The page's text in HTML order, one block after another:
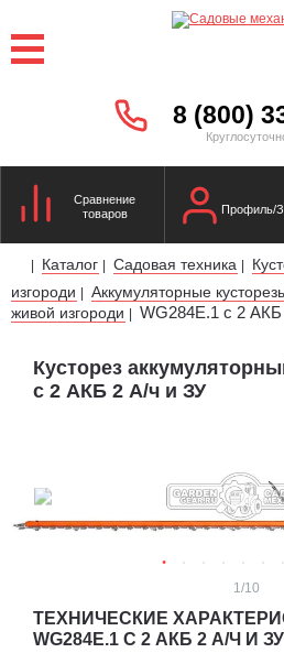
8 (800)
Сравнение
товаров
Профиль/
| Каталог | Садовая техника |
изгороди | Аккумуляторные
живой изгороди | WG284E.1 с 2
Кусторез
с 2 АКБ 2 А/ч и ЗУ
1 /10
ТЕХНИЧЕСКИЕ
WG284E.1 С 2 АКБ 2 А/Ч И ЗУ